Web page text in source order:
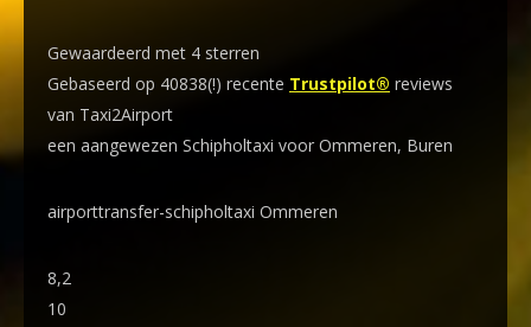
Gewaardeerd met 4 sterren
Gebaseerd op 40838(!) recente Trustpilot® reviews
van Taxi2Airport
een aangewezen Schipholtaxi voor Ommeren, Buren
airporttransfer-schipholtaxi Ommeren
8,2
10